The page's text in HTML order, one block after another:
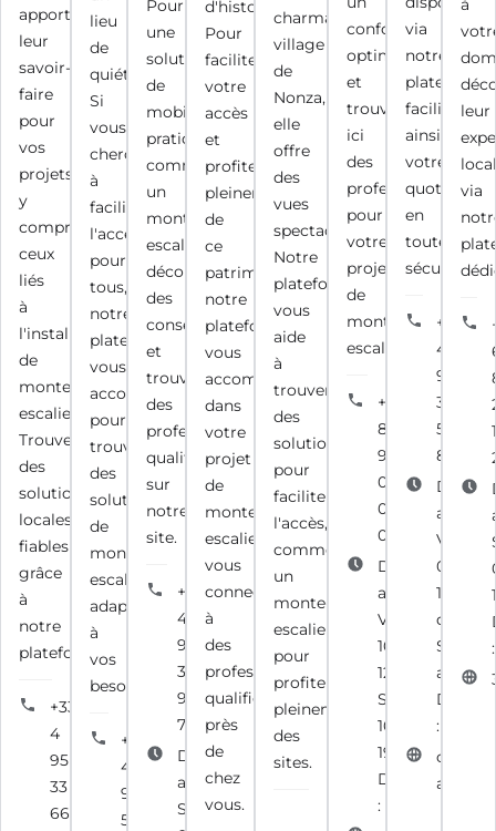
apportent
leur
savoir-
faire
pour
vos
projets,
y
compris
ceux
liés
à
l'installation
de
monte-
escalier.
Trouvez
des
solutions
locales
fiables
grâce
à
notre
plateforme.
+33
4
95
33
66
lieu
de
quiétude.
Si
vous
cherchez
à
faciliter
l'accès
pour
tous,
notre
plateforme
vous
accompagne
pour
trouver
des
solutions
de
monte-
escalier
adaptées
à
vos
besoins.
+33
4
95
55
Pour
une
solution
de
mobilité
pratique
comme
un
monte-
escalier,
découvrez
des
conseils
et
trouvez
des
professionnels
qualifiés
sur
notre
site.
+33
4
95
30
90
70
Du Lundi
au
Samedi :
d'histoire.
Pour
faciliter
votre
accès
et
profiter
pleinement
de
ce
patrimoine,
notre
plateforme
vous
accompagne
dans
votre
projet
de
monte-
escalier,
vous
connectant
à
des
professionnels
qualifiés
près
de
chez
vous.
charmant
village
de
Nonza,
elle
offre
des
vues
spectaculaires.
Notre
plateforme
vous
aide
à
trouver
des
solutions
pour
faciliter
l'accès,
comme
un
monte-
escalier,
pour
profiter
pleinement
des
sites.
confort
optimal,
et
trouvez
ici
des
professionnels
pour
votre
projet
de
monte-
escalier.
+33
8
92
01
08
08
Du Lundi
au
Vendredi :
10h00 -
12h00,
Samedi :
10h00 -
19h00 et
Dimanche
: Fermé
via
notre
plateforme,
facilitant
ainsi
votre
quotidien
en
toute
sécurité.
+33
4
95
32
50
87
Du
au
08h00 -
12h00
du
Samedi
au
: Fermé
corse-
à
leur
via